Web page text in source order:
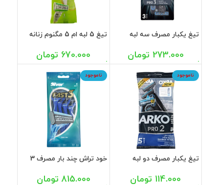
تیغ یکبار مصرف سه لبه
عددی273.000 تومان
تیغ 5 لبه ام 5 مگنوم زنانه
670.000 تومان
ناموجود
تیغ یکبار مصرف دو لبه
114.000 تومان
ناموجود
خود تراش چند بار مصرف 3
815.000 تومان